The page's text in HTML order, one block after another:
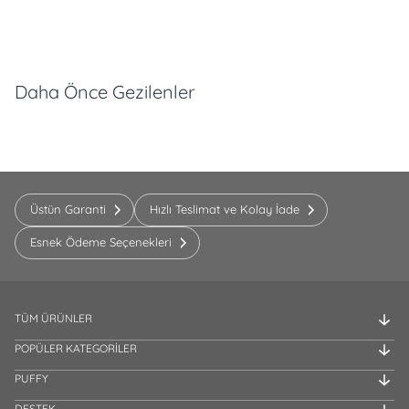
Daha Önce Gezilenler
Üstün Garanti Hızlı Teslimat ve Kolay İade
Esnek Ödeme Seçenekleri
TÜM ÜRÜNLER
POPÜLER KATEGORİLER
PUFFY